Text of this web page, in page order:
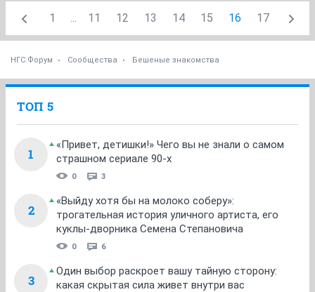
1 ... 11 12 13 14 15 16 17
НГС.Форум Сообщества Бешеные знакомства
ТОП 5
1
«Привет, детишки!» Чего вы не знали о самом
страшном сериале 90-х
0 3
2
«Выйду хотя бы на молоко соберу»:
трогательная история уличного артиста, его
куклы-дворника Семена Степановича
0 6
3
Один выбор раскроет вашу тайную сторону:
какая скрытая сила живет внутри вас